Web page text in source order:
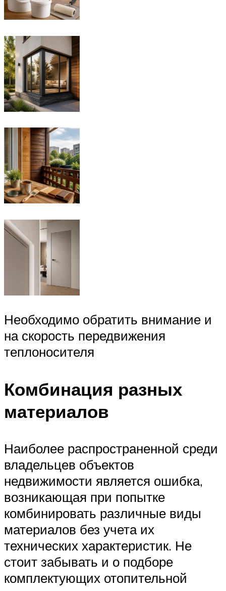
Необходимо обратить внимание и
на скорость передвижения
теплоносителя
Комбинация разных
материалов
Наиболее распространенной среди
владельцев объектов
недвижимости является ошибка,
возникающая при попытке
комбинировать различные виды
материалов без учета их
технических характеристик. Не
стоит забывать и о подборе
комплектующих отопительной